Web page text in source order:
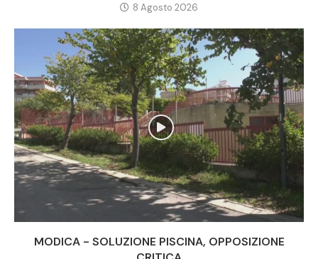
8 Agosto 2026
MODICA - SOLUZIONE PISCINA, OPPOSIZIONE